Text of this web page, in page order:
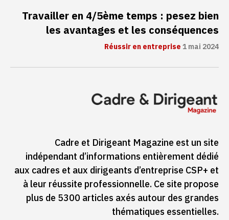
Travailler en 4/5ème temps : pesez bien
les avantages et les conséquences
Réussir en entreprise1 mai 2024
Cadre et Dirigeant Magazine est un site
indépendant d’informations entièrement dédié
aux cadres et aux dirigeants d’entreprise CSP+ et
à leur réussite professionnelle. Ce site propose
plus de 5300 articles axés autour des grandes
thématiques essentielles.